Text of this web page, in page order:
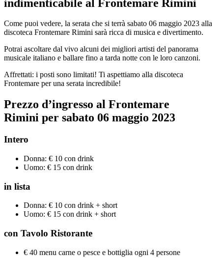
indimenticabile al Frontemare Rimini
Come puoi vedere, la serata che si terrà sabato 06 maggio 2023 alla
discoteca Frontemare Rimini sarà ricca di musica e divertimento.
Potrai ascoltare dal vivo alcuni dei migliori artisti del panorama
musicale italiano e ballare fino a tarda notte con le loro canzoni.
Affrettati: i posti sono limitati! Ti aspettiamo alla discoteca
Frontemare per una serata incredibile!
Prezzo d’ingresso al Frontemare
Rimini per sabato 06 maggio 2023
Intero
Donna: € 10 con drink
Uomo: € 15 con drink
in lista
Donna: € 10 con drink + short
Uomo: € 15 con drink + short
con Tavolo Ristorante
€ 40 menu carne o pesce e bottiglia ogni 4 persone